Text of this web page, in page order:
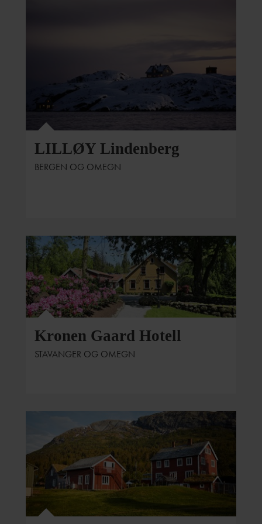
LILLØY Lindenberg
BERGEN OG OMEGN
Kronen Gaard Hotell
STAVANGER OG OMEGN
Foto: Visit FjordKysten og Sunnfjord